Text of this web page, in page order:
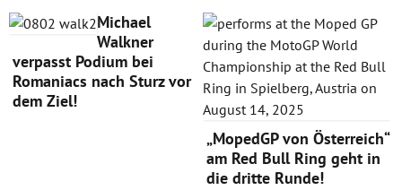
Michael
Walkner
verpasst Podium bei
Romaniacs nach Sturz vor
dem Ziel!
„MopedGP von Österreich“
am Red Bull Ring geht in
die dritte Runde!